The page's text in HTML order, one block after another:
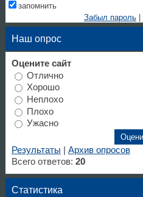
запомнить
Забыл пароль|
Наш опрос
Оцените сайт
Отлично
Хорошо
Неплохо
Плохо
Ужасно
Результаты
Архив опросов
Всего ответов: 20
Статистика